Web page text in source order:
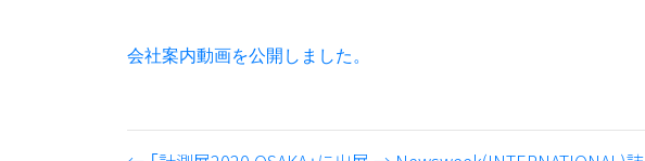
会社案内動画を公開しました。